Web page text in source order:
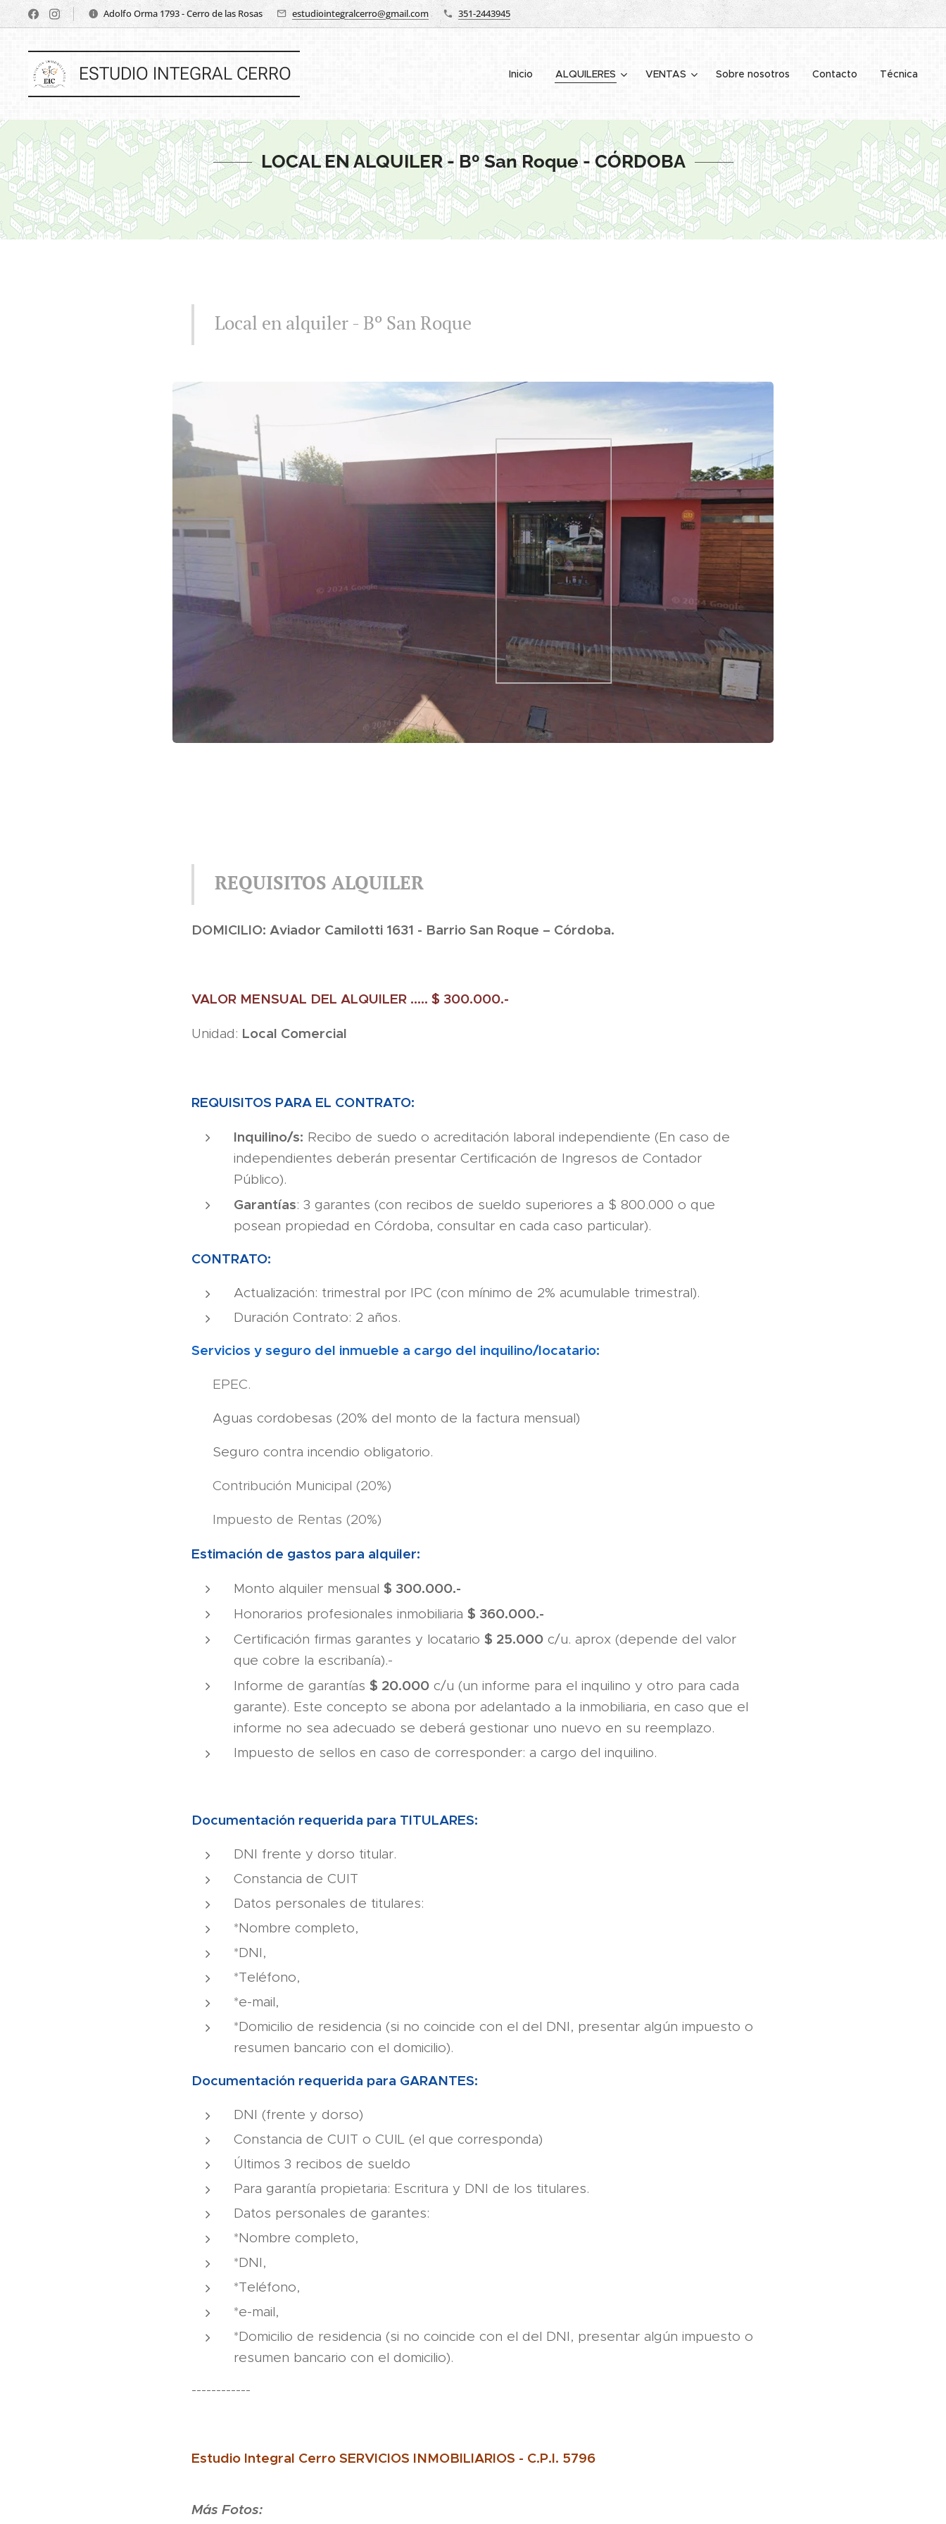
Adolfo Orma 1793 - Cerro de las Rosas estudiointegralcerro@gmail.com 351-2443945
ESTUDIO INTEGRAL CERRO Inicio ALQUILERES VENTAS Sobre nosotros Contacto Técnica
LOCAL EN ALQUILER - Bº San Roque - CÓRDOBA
Local en alquiler - Bº San Roque
REQUISITOS ALQUILER
DOMICILIO: Aviador Camilotti 1631 - Barrio San Roque – Córdoba.
VALOR MENSUAL DEL ALQUILER ..... $ 300.000.-
Unidad: Local Comercial
REQUISITOS PARA EL CONTRATO:
Inquilino/s: Recibo de suedo o acreditación laboral independiente (En caso de
independientes deberán presentar Certificación de Ingresos de Contador
Público).
Garantías: 3 garantes (con recibos de sueldo superiores a $ 800.000 o que
posean propiedad en Córdoba, consultar en cada caso particular).
CONTRATO:
Actualización: trimestral por IPC (con mínimo de 2% acumulable trimestral).
Duración Contrato: 2 años.
Servicios y seguro del inmueble a cargo del inquilino/locatario:
▪ EPEC.
▪ Aguas cordobesas (20% del monto de la factura mensual)
▪ Seguro contra incendio obligatorio.
▪ Contribución Municipal (20%)
▪ Impuesto de Rentas (20%)
Estimación de gastos para alquiler:
Monto alquiler mensual $ 300.000.-
Honorarios profesionales inmobiliaria $ 360.000.-
Certificación firmas garantes y locatario $ 25.000 c/u. aprox (depende del valor
que cobre la escribanía).-
Informe de garantías $ 20.000 c/u (un informe para el inquilino y otro para cada
garante). Este concepto se abona por adelantado a la inmobiliaria, en caso que el
informe no sea adecuado se deberá gestionar uno nuevo en su reemplazo.
Impuesto de sellos en caso de corresponder: a cargo del inquilino.
Documentación requerida para TITULARES:
DNI frente y dorso titular.
Constancia de CUIT
Datos personales de titulares:
*Nombre completo,
*DNI,
*Teléfono,
*e-mail,
*Domicilio de residencia (si no coincide con el del DNI, presentar algún impuesto o
resumen bancario con el domicilio).
Documentación requerida para GARANTES:
DNI (frente y dorso)
Constancia de CUIT o CUIL (el que corresponda)
Últimos 3 recibos de sueldo
Para garantía propietaria: Escritura y DNI de los titulares.
Datos personales de garantes:
*Nombre completo,
*DNI,
*Teléfono,
*e-mail,
*Domicilio de residencia (si no coincide con el del DNI, presentar algún impuesto o
resumen bancario con el domicilio).
------------
Estudio Integral Cerro SERVICIOS INMOBILIARIOS - C.P.I. 5796
Más Fotos: